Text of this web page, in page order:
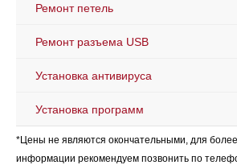
Ремонт петель
Ремонт разъема USB
Установка антивируса
Установка программ
*Цены не являются окончательными, для
информации рекомендуем позвонить по